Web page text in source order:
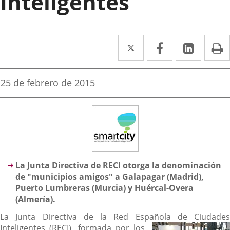
Twitter
Enlace
a
aplicación
externa.
Facebook
Enlace
a
aplicación
Enlace
a
Fecha
la
25 de febrero de 2015
Descripción
La Junta Directiva de RECI otorga la denominación
de "municipios amigos" a Galapagar (Madrid),
Puerto Lumbreras (Murcia) y Huércal-Overa
(Almería).
La Junta Directiva de la Red Española de Ciudades